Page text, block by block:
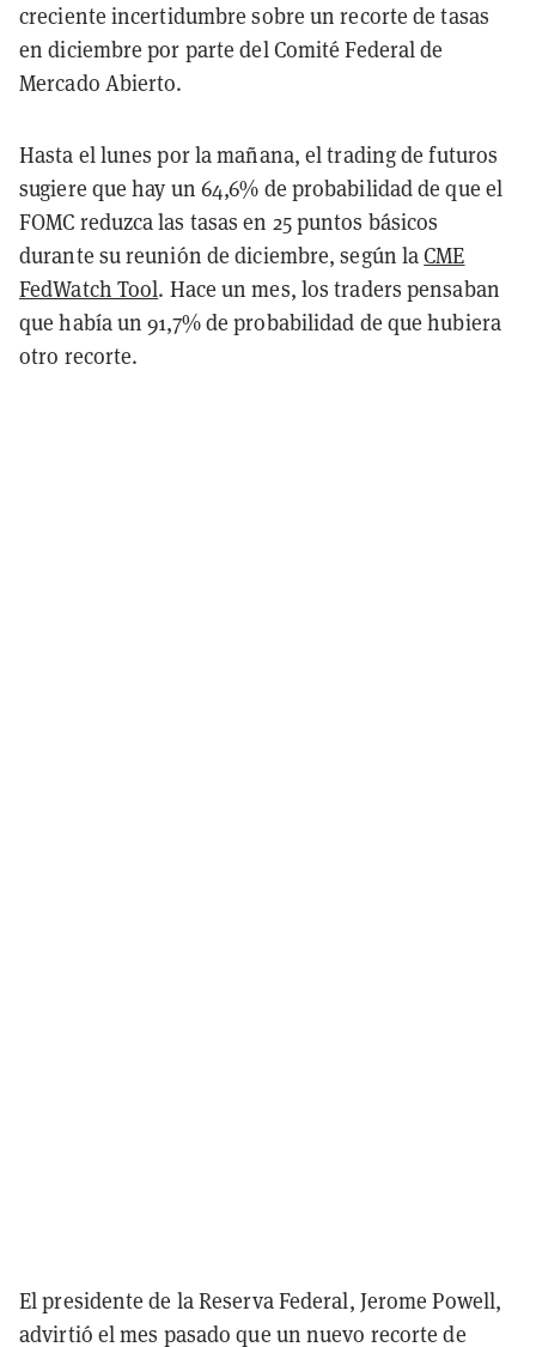
creciente incertidumbre sobre un recorte de tasas
en diciembre por parte del Comité Federal de
Mercado Abierto.
Hasta el lunes por la mañana, el trading de futuros
sugiere que hay un 64,6% de probabilidad de que el
FOMC reduzca las tasas en 25 puntos básicos
durante su reunión de diciembre, según laCME
FedWatch Tool. Hace un mes, los traders pensaban
que había un 91,7% de probabilidad de que hubiera
otro recorte.
El presidente de la Reserva Federal, Jerome Powell,
advirtió el mes pasado que un nuevo recorte de